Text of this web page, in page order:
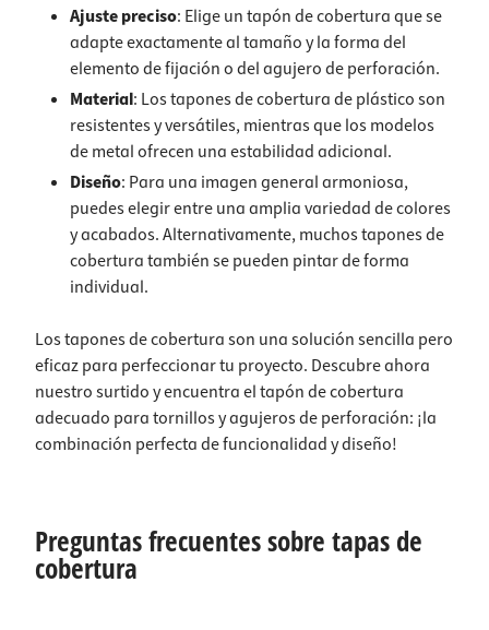
Ajuste preciso: Elige un tapón de cobertura que se
adapte exactamente al tamaño y la forma del
elemento de fijación o del agujero de perforación.
Material: Los tapones de cobertura de plástico son
resistentes y versátiles, mientras que los modelos
de metal ofrecen una estabilidad adicional.
Diseño: Para una imagen general armoniosa,
puedes elegir entre una amplia variedad de colores
y acabados. Alternativamente, muchos tapones de
cobertura también se pueden pintar de forma
individual.
Los tapones de cobertura son una solución sencilla pero
eficaz para perfeccionar tu proyecto. Descubre ahora
nuestro surtido y encuentra el tapón de cobertura
adecuado para tornillos y agujeros de perforación: ¡la
combinación perfecta de funcionalidad y diseño!
Preguntas frecuentes sobre tapas de
cobertura